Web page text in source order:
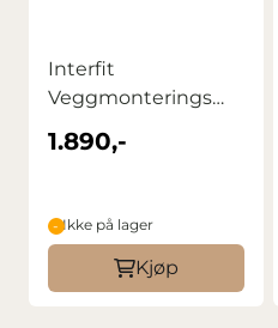
Interfit
Veggmonterings
sett for
papirbakgrunner
1.890,-
Ikke på lager
Kjøp